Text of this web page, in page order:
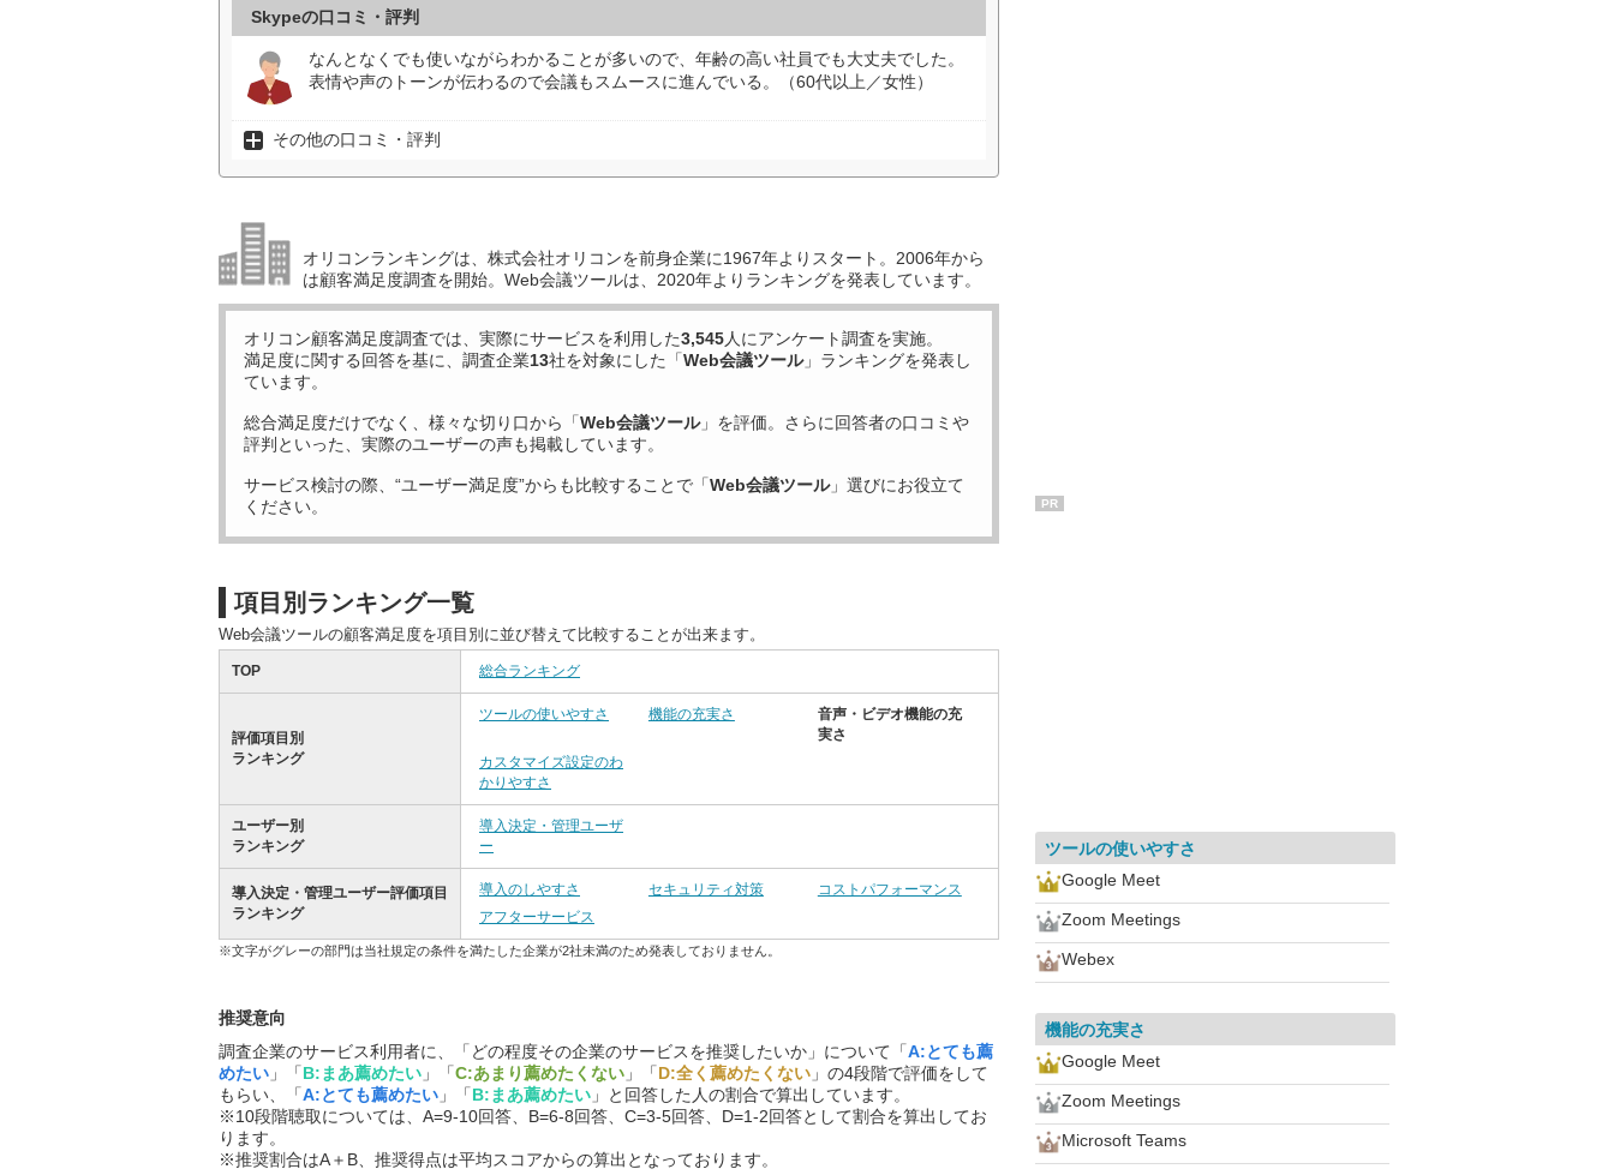
Skypeの口コミ・評判
なんとなくでも使いながらわかることが多いので、年齢の高い社員でも大丈夫でした。
表情や声のトーンが伝わるので会議もスムースに進んでいる。（60代以上／女性）
その他の口コミ・評判
オリコンランキングは、株式会社オリコンを前身企業に1967年よりスタート。2006年から
は顧客満足度調査を開始。Web会議ツールは、2020年よりランキングを発表しています。
オリコン顧客満足度調査では、実際にサービスを利用した3,545人にアンケート調査を実施。
満足度に関する回答を基に、調査企業13社を対象にした「Web会議ツール」ランキングを発表し
ています。
総合満足度だけでなく、様々な切り口から「Web会議ツール」を評価。さらに回答者の口コミや
評判といった、実際のユーザーの声も掲載しています。
サービス検討の際、“ユーザー満足度”からも比較することで「Web会議ツール」選びにお役立て
ください。
項目別ランキング一覧
Web会議ツールの顧客満足度を項目別に並び替えて比較することが出来ます。
TOP 総合ランキング
評価項目別
ランキング
ツールの使いやすさ 機能の充実さ
音声・ビデオ機能の充
実さ
カスタマイズ設定のわ
かりやすさ
ユーザー別
ランキング
導入決定・管理ユーザ
ー
導入決定・管理ユーザー評価項目
ランキング
導入のしやすさ セキュリティ対策
コストパフォーマンス
アフターサービス
※文字がグレーの部門は当社規定の条件を満たした企業が2社未満のため発表しておりません。
推奨意向
調査企業のサービス利用者に、「どの程度その企業のサービスを推奨したいか」について「A:とても薦
めたい 」「B:まあ薦めたい 」「C:あまり薦めたくない 」「D:全く薦めたくない 」の4段階で評価をして
もらい、「A:とても薦めたい 」「B:まあ薦めたい 」と回答した人の割合で算出しています。
※10段階聴取については、A=9-10回答、B=6-8回答、C=3-5回答、D=1-2回答として割合を算出してお
ります。
※推奨割合はA＋B、推奨得点は平均スコアからの算出となっております。
PR
ツールの使いやすさ
Google Meet
Zoom Meetings
Webex
機能の充実さ
Google Meet
Zoom Meetings
Microsoft Teams